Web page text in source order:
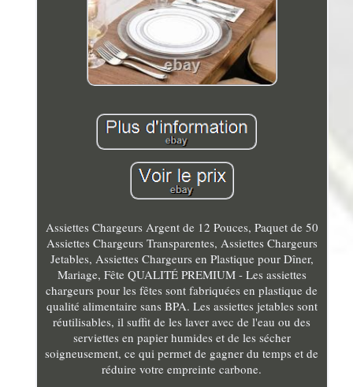
Assiettes Chargeurs Argent de 12 Pouces, Paquet de 50
Assiettes Chargeurs Transparentes, Assiettes Chargeurs
Jetables, Assiettes Chargeurs en Plastique pour Dîner,
Mariage, Fête QUALITÉ PREMIUM - Les assiettes
chargeurs pour les fêtes sont fabriquées en plastique de
qualité alimentaire sans BPA. Les assiettes jetables sont
réutilisables, il suffit de les laver avec de l'eau ou des
serviettes en papier humides et de les sécher
soigneusement, ce qui permet de gagner du temps et de
réduire votre empreinte carbone.